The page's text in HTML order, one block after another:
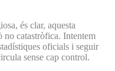
és clar, aquesta
catastròfica. Intentem
oficials i seguir
sense cap control.